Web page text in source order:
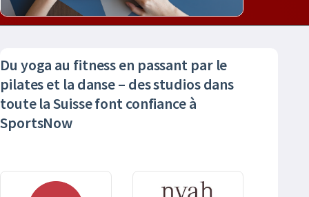
Du yoga au fitness en passant par le
pilates et la danse – des studios dans
toute la Suisse font confiance à
SportsNow